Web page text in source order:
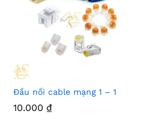
Đầu nối cable mạng 1 – 1
10.000 ₫